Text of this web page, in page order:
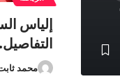
إلياس
محمد